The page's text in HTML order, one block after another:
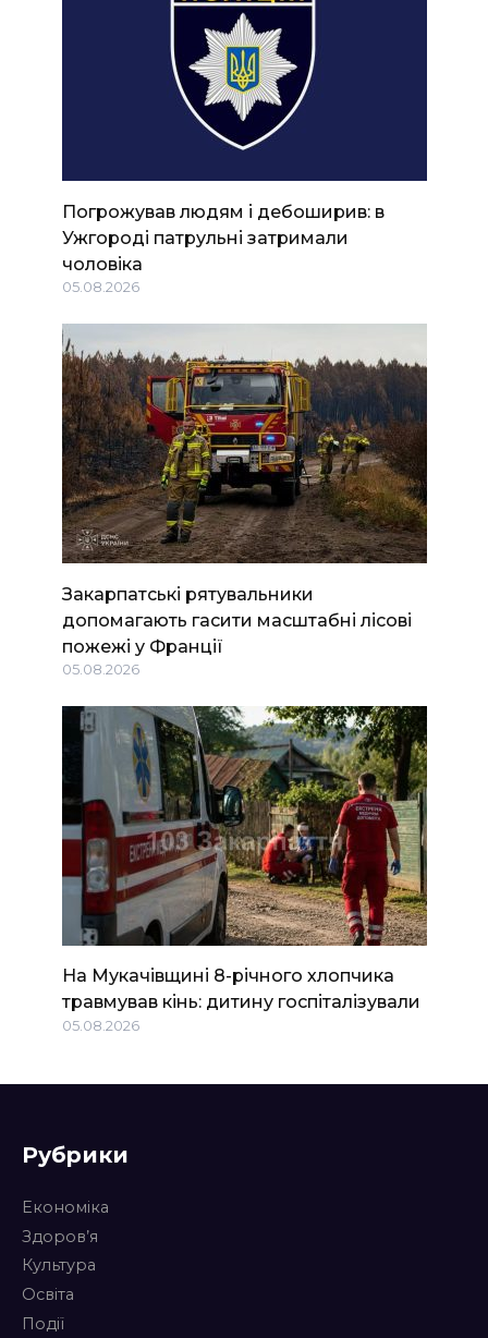
Погрожував людям і дебоширив: в
Ужгороді патрульні затримали
чоловіка
05.08.2026
Закарпатські рятувальники
допомагають гасити масштабні лісові
пожежі у Франції
05.08.2026
На Мукачівщині 8-річного хлопчика
травмував кінь: дитину госпіталізували
05.08.2026
Рубрики
Економіка
Здоров’я
Культура
Освіта
Події